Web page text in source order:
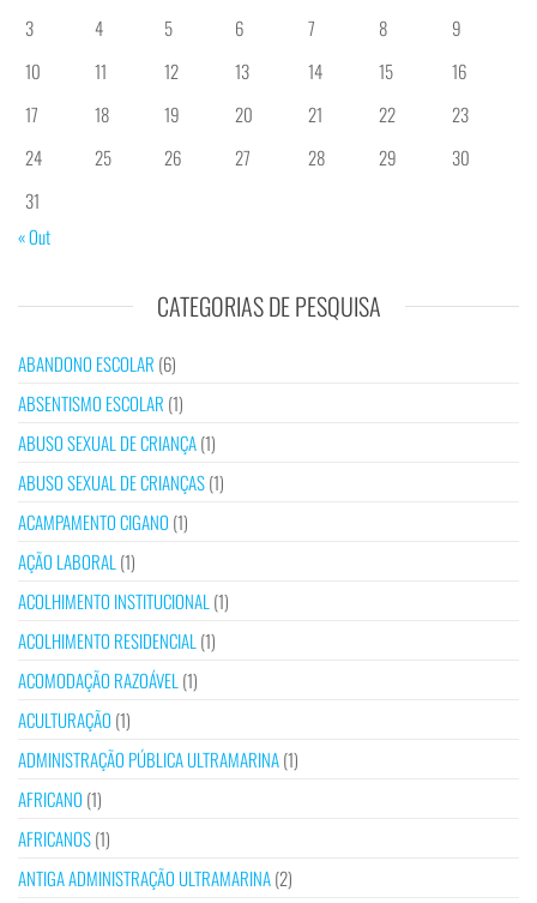
3
4 5 6 7 8
9
10
11 12 13 14 15
16
17
18 19 20 21 22
23
24
25 26 27 28 29
30
31
« Out
CATEGORIAS DE PESQUISA
ABANDONO ESCOLAR (6)
ABSENTISMO ESCOLAR (1)
ABUSO SEXUAL DE CRIANÇA(1)
ABUSO SEXUAL DE CRIANÇAS(1)
ACAMPAMENTO CIGANO (1)
AÇÃO LABORAL (1)
ACOLHIMENTO INSTITUCIONAL (1)
ACOLHIMENTO RESIDENCIAL (1)
ACOMODAÇÃO RAZOÁVEL (1)
ACULTURAÇÃO (1)
ADMINISTRAÇÃO PÚBLICA ULTRAMARINA(1)
AFRICANO (1)
AFRICANOS(1)
ANTIGA ADMINISTRAÇÃO ULTRAMARINA(2)